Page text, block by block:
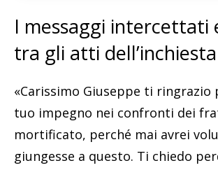
I messaggi intercettati
tra gli atti dell’inchiesta
«Carissimo Giuseppe ti ringrazio
tuo impegno nei confronti dei
mortificato, perché mai avrei
giungesse a questo. Ti chiedo